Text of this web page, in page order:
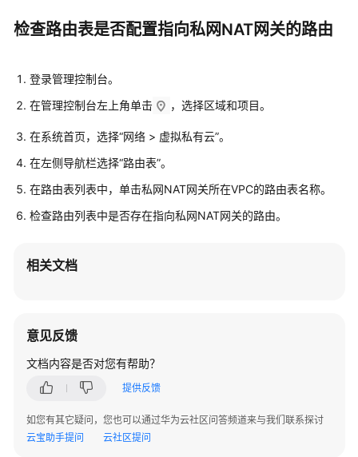
践
参
考
SDK
考
场
景
码
常
问
公
网
检查路由表是否配置指向私网NAT网关的路由
登录管理控制台。
在管理控制台左上角单击
，选择区域和项目。
在系统首页，选择“网络 > 虚拟私有云”。
在左侧导航栏选择“路由表”。
在路由表列表中，单击私网NAT网关所在VPC的路由表名称。
检查路由列表中是否存在指向私网NAT网关的路由。
相关文档
意见反馈
文档内容是否对您有帮助？
提供反馈
如您有其它疑问，您也可以通过华为云社区问答频道来与我们联系探讨
云宝助手提问
云社区提问